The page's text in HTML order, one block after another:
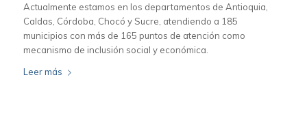
Actualmente estamos en los departamentos de Antioquia,
Caldas, Córdoba, Chocó y Sucre, atendiendo a 185
municipios con más de 165 puntos de atención como
mecanismo de inclusión social y económica.
Leer más